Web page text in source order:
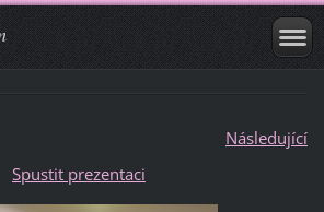
Následující
Spustit prezentaci